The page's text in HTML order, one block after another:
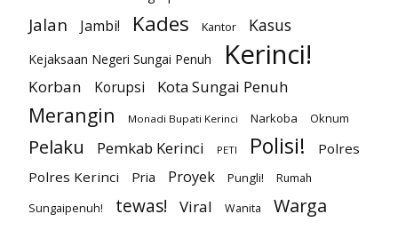
Jalan Jambi! Kades Kantor Kasus
Kejaksaan Negeri Sungai Penuh Kerinci!
Korban Korupsi Kota Sungai Penuh
Merangin Monadi Bupati Kerinci Narkoba Oknum
Pelaku Pemkab Kerinci PETI Polisi!
Polres
Polres Kerinci
Pria Proyek Pungli! Rumah
Sungaipenuh! tewas! Viral Wanita Warga